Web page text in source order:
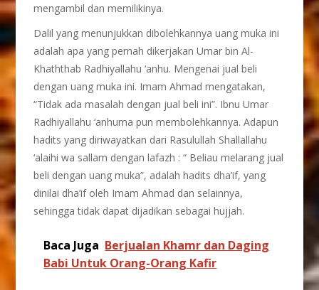
mengambil dan memilikinya.
Dalil yang menunjukkan dibolehkannya uang muka ini
adalah apa yang pernah dikerjakan Umar bin Al-
Khaththab Radhiyallahu ‘anhu. Mengenai jual beli
dengan uang muka ini. Imam Ahmad mengatakan,
“Tidak ada masalah dengan jual beli ini”. Ibnu Umar
Radhiyallahu ‘anhuma pun membolehkannya. Adapun
hadits yang diriwayatkan dari Rasulullah Shallallahu
‘alaihi wa sallam dengan lafazh : “ Beliau melarang jual
beli dengan uang muka”, adalah hadits dha’if, yang
dinilai dha’if oleh Imam Ahmad dan selainnya,
sehingga tidak dapat dijadikan sebagai hujjah.
Baca Juga Berjualan Khamr dan Daging
Babi Untuk Orang-Orang Kafir